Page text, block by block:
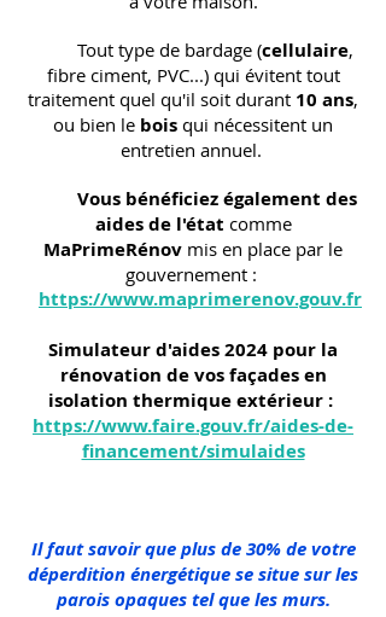
Tout type de bardage (cellulaire,
fibre ciment, PVC...) qui évitent tout
traitement quel qu'il soit durant 10 ans,
ou bien le bois qui nécessitent un
entretien annuel.
Vous bénéficiez également des
aides de l'état comme
MaPrimeRénov mis en place par le
gouvernement :
https://www.maprimerenov.gouv.fr
Simulateur d'aides 2024 pour la
rénovation de vos façades en
isolation thermique extérieur :
https://www.faire.gouv.fr/aides-de-
financement/simulaides
Il faut savoir que plus de 30% de votre
déperdition énergétique se situe sur les
parois opaques tel que les murs.